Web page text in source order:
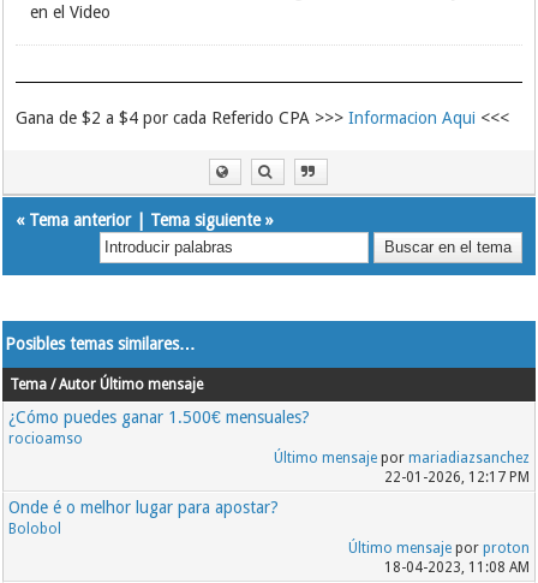
en el Video
Gana de $2 a $4 por cada Referido CPA >>>Informacion Aqui <<<
« Tema anterior| Tema siguiente»
Posibles temas similares…
Tema / Autor Último mensaje
¿Cómo puedes ganar 1.500€ mensuales?
rocioamso
Último mensajepor mariadiazsanchez
22-01-2026, 12:17 PM
Onde é o melhor lugar para apostar?
Bolobol
Último mensajepor proton
18-04-2023, 11:08 AM